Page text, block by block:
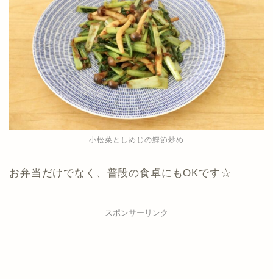
小松菜としめじの鰹節炒め
お弁当だけでなく、普段の食卓にもOKです☆
スポンサーリンク